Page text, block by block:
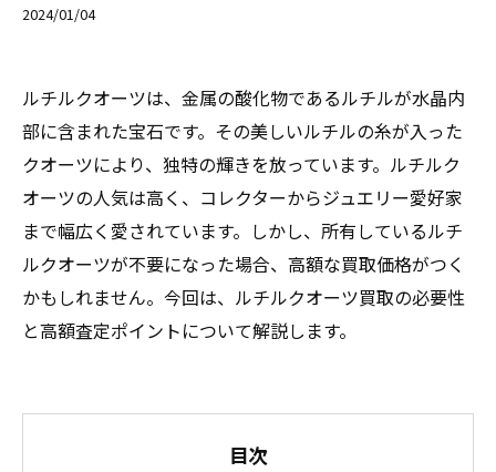
2024/01/04
ルチルクオーツは、金属の酸化物であるルチルが水晶内
部に含まれた宝石です。その美しいルチルの糸が入った
クオーツにより、独特の輝きを放っています。ルチルク
オーツの人気は高く、コレクターからジュエリー愛好家
まで幅広く愛されています。しかし、所有しているルチ
ルクオーツが不要になった場合、高額な買取価格がつく
かもしれません。今回は、ルチルクオーツ買取の必要性
と高額査定ポイントについて解説します。
目次